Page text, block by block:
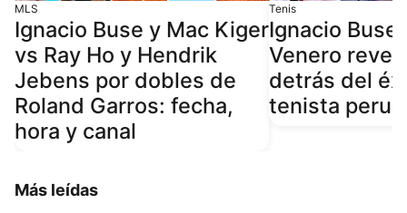
MLS
Ignacio Buse y Mac Kiger
vs Ray Ho y Hendrik
Jebens por dobles de
Roland Garros: fecha,
hora y canal
Tenis
Ignacio Buse:
Venero
detrás del
tenista
Más leídas